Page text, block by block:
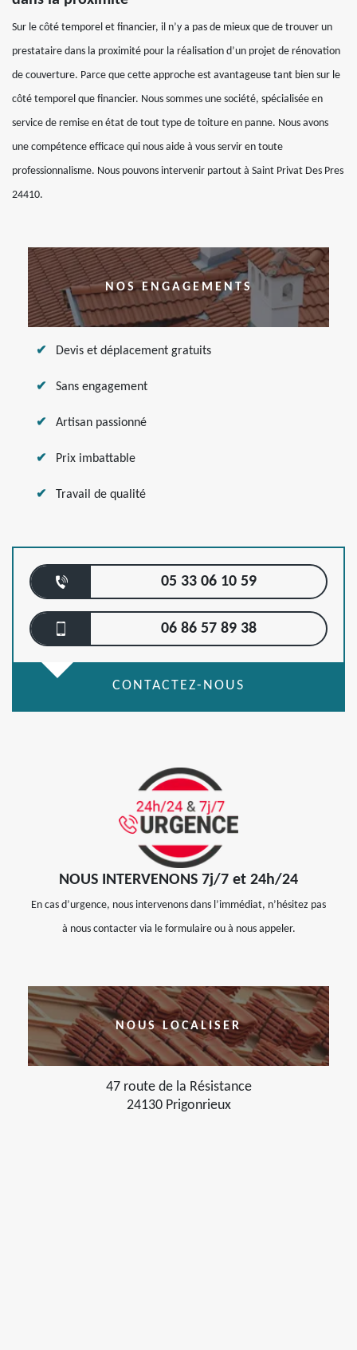
Sur le côté temporel et financier, il n’y a pas de mieux que de trouver un
prestataire dans la proximité pour la réalisation d’un projet de rénovation
de couverture. Parce que cette approche est avantageuse tant bien sur le
côté temporel que financier. Nous sommes une société, spécialisée en
service de remise en état de tout type de toiture en panne. Nous avons
une compétence efficace qui nous aide à vous servir en toute
professionnalisme. Nous pouvons intervenir partout à Saint Privat Des Pres
24410.
NOS ENGAGEMENTS
Devis et déplacement gratuits
Sans engagement
Artisan passionné
Prix imbattable
Travail de qualité
05 33 06 10 59
06 86 57 89 38
CONTACTEZ-NOUS
NOUS INTERVENONS 7j/7 et 24h/24
En cas d’urgence, nous intervenons dans l’immédiat, n’hésitez pas
à nous contacter via le formulaire ou à nous appeler.
NOUS LOCALISER
47 route de la Résistance
24130 Prigonrieux